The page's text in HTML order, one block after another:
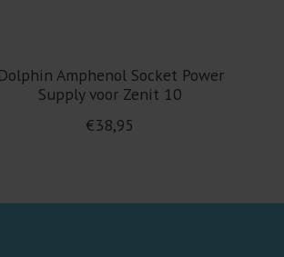
Dolphin Amphenol Socket Power
Supply voor Zenit 10
€38,95